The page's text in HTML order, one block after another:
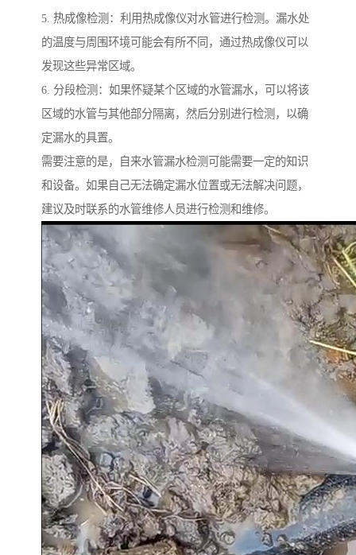
5. 热成像检测：利用热成像仪对水管进行检测。漏水处
的温度与周围环境可能会有所不同，通过热成像仪可以
发现这些异常区域。
6. 分段检测：如果怀疑某个区域的水管漏水，可以将该
区域的水管与其他部分隔离，然后分别进行检测，以确
定漏水的具置。
需要注意的是，自来水管漏水检测可能需要一定的知识
和设备。如果自己无法确定漏水位置或无法解决问题，
建议及时联系的水管维修人员进行检测和维修。